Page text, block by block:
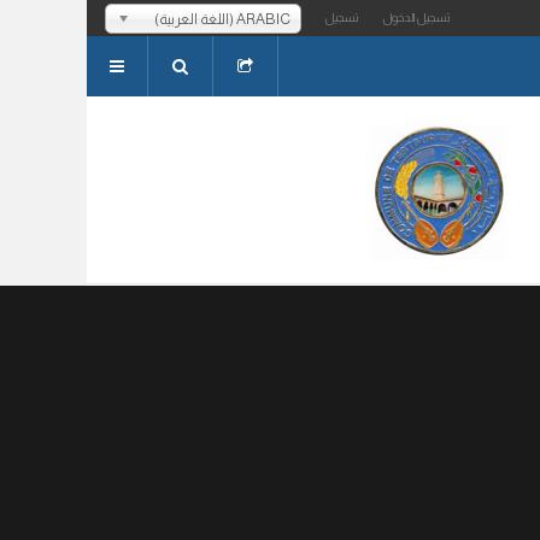
ARABIC (اللغة العربية) تسجيل الدخول تسجيل